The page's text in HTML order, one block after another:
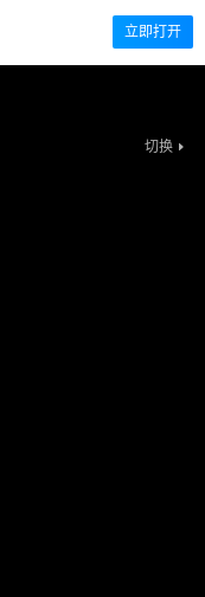
立即打开
切换